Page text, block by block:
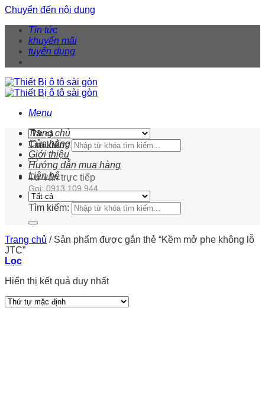
Chuyển đến nội dung
Tin tức
khuyến mãi
tuyển dụng
Menu
Tìm kiếm:
Tư vấn trực tiếp
Gọi: 0913 109 944
Trang chủ
Cửa hàng
Giới thiệu
Hướng dẫn mua hàng
Liên hệ
Tìm kiếm:
Trang chủ /Sản phẩm được gắn thẻ “Kềm mở phe không lỗ
JTC”
Lọc
Hiển thị kết quả duy nhất